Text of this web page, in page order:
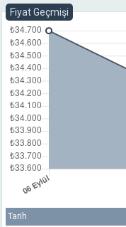
Fiyat Geçmişi
Tarih